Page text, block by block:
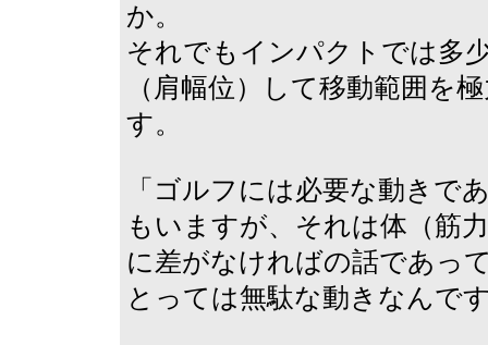
か。
それでもインパクトでは多
（肩幅位）して移動範囲を
す。
「ゴルフには必要な動きで
もいますが、それは体（筋
に差がなければの話であっ
とっては無駄な動きなんで